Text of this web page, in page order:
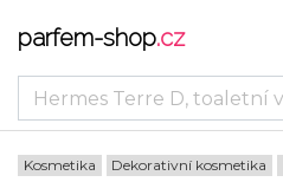
parfem-shop.cz
Kosmetika Dekorativní kosmetika